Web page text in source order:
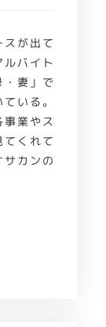
が出て
バイト
妻」で
いる。
業やス
くれて
カンの